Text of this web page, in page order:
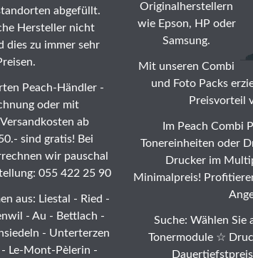
abgefüllt.
Hersteller nicht
dies zu immer sehr
Peach-Händler -
oder mit
ab
sind gratis! Bei
wir pauschal
055 422 25 90
aus: Liestal - Ried -
- Au - Bettlach -
- Unterterzen
- Le-Mont-Pèlerin -
Originalherstellern
wie Epson, HP oder
Samsung.
Mit unseren Combi
und Foto Packs
Preisvorteil
Im Peach Combi
Tonereinheiten oder
Drucker im
Minimalpreis!
Suche: Wählen Sie
Tonermodule ☆